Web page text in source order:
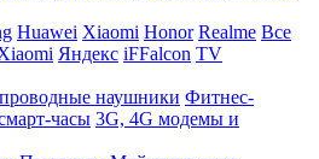
Huawei Xiaomi Honor Realme Все
Яндекс iFFalcon TV
наушники Фитнес-
часы 3G, 4G модемы и